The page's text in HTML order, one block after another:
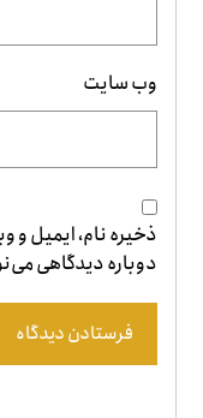
وب‌ سایت
ذخیره نام، ایمیل و
دوباره دیدگاهی
فرستادن دیدگاه